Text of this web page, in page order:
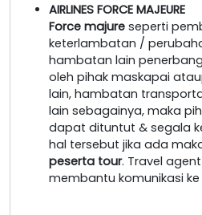
AIRLINES FORCE MAJEURE
Force majure seperti
keterlambatan /
hambatan lain
oleh pihak maskapai
lain, hambatan
lain sebagainya, maka
dapat dituntut & segala
hal tersebut jika ada
peserta tour. Travel
membantu komunikasi